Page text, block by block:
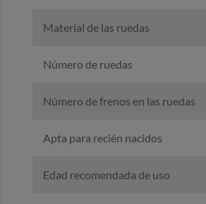
Material de las ruedas
Número de ruedas
Número de frenos en las ruedas
Apta para recién nacidos
Edad recomendada de uso